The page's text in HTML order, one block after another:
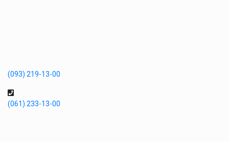
(093) 219-13-00
(061) 233-13-00